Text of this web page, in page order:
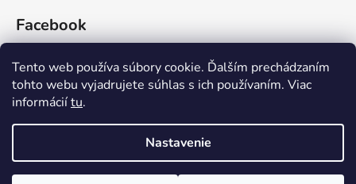
Tento web používa súbory cookie. Ďalším prechádzaním
tohto webu vyjadrujete súhlas s ich používaním. Viac
informáciítu.
Nastavenie
Facebook